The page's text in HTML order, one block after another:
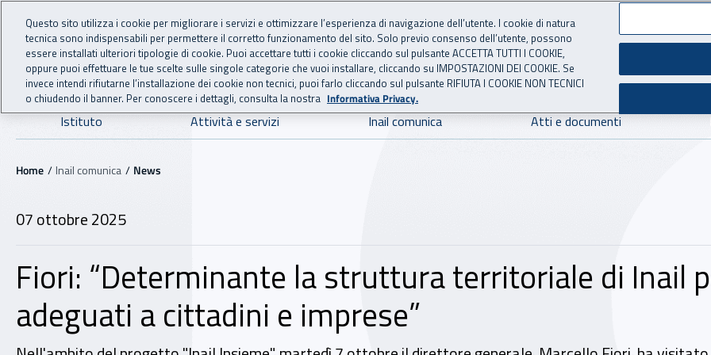
Vai al menu principale
Vai al contenuto principale
INAIL - Istituto Nazionale per l'Assicurazione
Navigazione principale
Istituto Attività e servizi Inail comunica Atti e documenti
Navigazione - Ti trovi in:
Home Inail comunica News
07 ottobre 2025
Fiori: “Determinante la struttura territoriale di Inail
adeguati a cittadini e imprese”
Questo sito utilizza i cookie per migliorare i servizi e ottimizzare l’esperienza di navigazione dell’utente. I cookie di natura
tecnica sono indispensabili per permettere il corretto funzionamento del sito. Solo previo consenso dell’utente, possono
essere installati ulteriori tipologie di cookie. Puoi accettare tutti i cookie cliccando sul pulsante ACCETTA TUTTI I COOKIE,
oppure puoi effettuare le tue scelte sulle singole categorie che vuoi installare, cliccando su IMPOSTAZIONI DEI COOKIE. Se
invece intendi rifiutarne l’installazione dei cookie non tecnici, puoi farlo cliccando sul pulsante RIFIUTA I COOKIE NON TECNICI
o chiudendo il banner. Per conoscere i dettagli, consulta la nostra Informativa Privacy.